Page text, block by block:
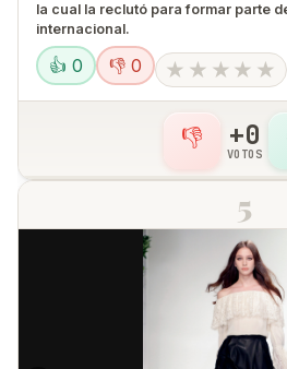
la cual la reclutó para formar parte
internacional.
👍 0 👎 0 ★ ★ ★ ★ ★
+0
VOTOS
👎
5